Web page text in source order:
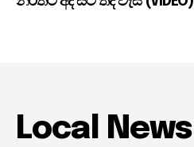
Local News